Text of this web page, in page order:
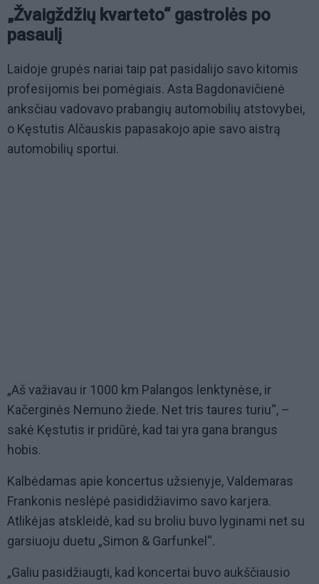
„Žvaigždžių kvarteto“ gastrolės po
pasaulį
Laidoje grupės nariai taip pat pasidalijo savo kitomis
profesijomis bei pomėgiais. Asta Bagdonavičienė
anksčiau vadovavo prabangių automobilių atstovybei,
o Kęstutis Alčauskis papasakojo apie savo aistrą
automobilių sportui.
„Aš važiavau ir 1000 km Palangos lenktynėse, ir
Kačerginės Nemuno žiede. Net tris taures turiu“, –
sakė Kęstutis ir pridūrė, kad tai yra gana brangus
hobis.
Kalbėdamas apie koncertus užsienyje, Valdemaras
Frankonis neslėpė pasididžiavimo savo karjera.
Atlikėjas atskleidė, kad su broliu buvo lyginami net su
garsiuoju duetu „Simon & Garfunkel“.
„Galiu pasidžiaugti, kad koncertai buvo aukščiausio